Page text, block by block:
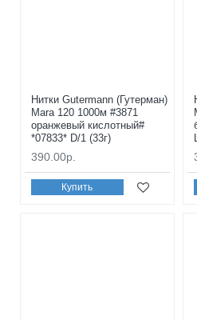
Нитки Gutermann (Гутерман)
Mara 120 1000м #3871
оранжевый кислотный#
*07833* D/1 (33г)
390.00р.
Купить